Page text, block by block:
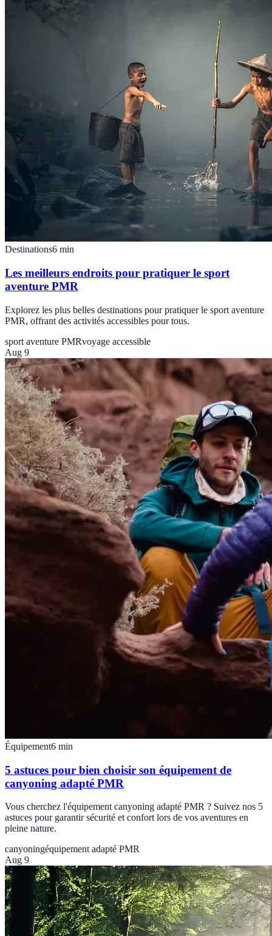
Destinations6 min
Les meilleurs endroits pour pratiquer le sport
aventure PMR
Explorez les plus belles destinations pour pratiquer le sport aventure
PMR, offrant des activités accessibles pour tous.
sport aventure PMRvoyage accessible
Aug 9
Équipement6 min
5 astuces pour bien choisir son équipement de
canyoning adapté PMR
Vous cherchez l'équipement canyoning adapté PMR ? Suivez nos 5
astuces pour garantir sécurité et confort lors de vos aventures en
pleine nature.
canyoningéquipement adapté PMR
Aug 9